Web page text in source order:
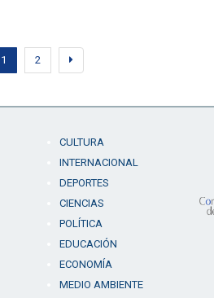
1 2
CULTURA
INTERNACIONAL
DEPORTES
CIENCIAS
POLÍTICA
EDUCACIÓN
ECONOMÍA
MEDIO AMBIENTE